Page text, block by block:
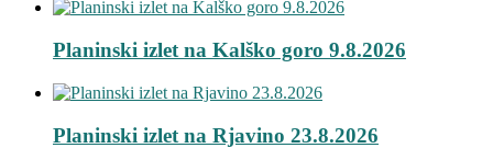
Planinski izlet na Kalško goro 9.8.2026
Planinski izlet na Rjavino 23.8.2026